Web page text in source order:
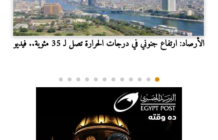
الأرصاد: ارتفاع جنوني في درجات الحرارة تصل لـ 35 مئوية.. فيديو